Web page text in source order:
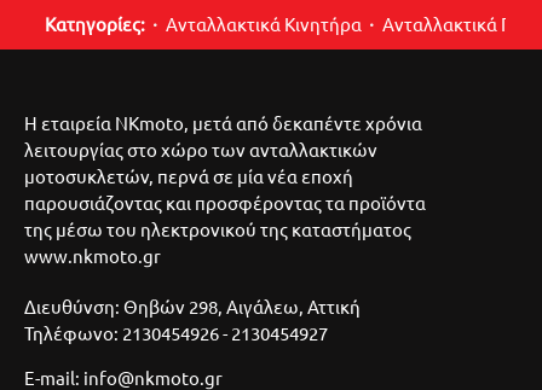
Κατηγορίες: Ανταλλακτικά Κινητήρα Ανταλλακτικά
Η εταιρεία NKmoto, μετά από δεκαπέντε χρόνια
λειτουργίας στο χώρο των ανταλλακτικών
μοτοσυκλετών, περνά σε μία νέα εποχή
παρουσιάζοντας και προσφέροντας τα προϊόντα
της μέσω του ηλεκτρονικού της καταστήματος
www.nkmoto.gr
Διευθύνση: Θηβών 298, Αιγάλεω, Αττική
Τηλέφωνο: 2130454926 - 2130454927
E-mail: info@nkmoto.gr